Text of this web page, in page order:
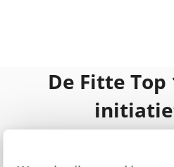
De Fitte Top